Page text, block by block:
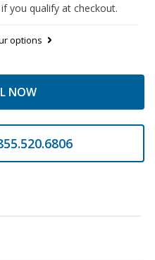
if you qualify at checkout.
options
NOW